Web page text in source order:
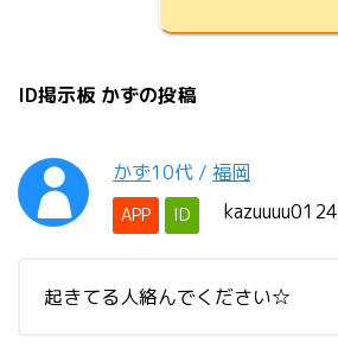
ID掲示板 かずの投稿
かず10代 / 福岡
APP ID kazuuuu0124
起きてる人絡んでください☆